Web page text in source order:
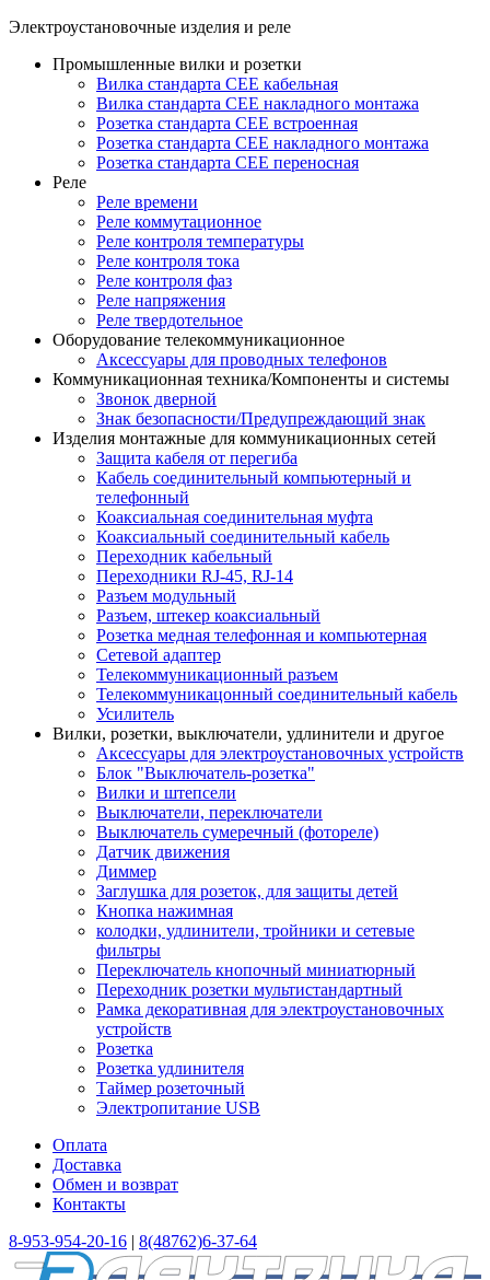
Электроустановочные изделия и реле
Промышленные вилки и розетки
Вилка стандарта CEE кабельная
Вилка стандарта CEE накладного монтажа
Розетка стандарта CEE встроенная
Розетка стандарта СЕЕ накладного монтажа
Розетка стандарта СЕЕ переносная
Реле
Реле времени
Реле коммутационное
Реле контроля температуры
Реле контроля тока
Реле контроля фаз
Реле напряжения
Реле твердотельное
Оборудование телекоммуникационное
Аксессуары для проводных телефонов
Коммуникационная техника/Компоненты и системы
Звонок дверной
Знак безопасности/Предупреждающий знак
Изделия монтажные для коммуникационных сетей
Защита кабеля от перегиба
Кабель соединительный компьютерный и
телефонный
Коаксиальная соединительная муфта
Коаксиальный соединительный кабель
Переходник кабельный
Переходники RJ-45, RJ-14
Разъем модульный
Разъем, штекер коаксиальный
Розетка медная телефонная и компьютерная
Сетевой адаптер
Телекоммуникационный разъем
Телекоммуникацонный соединительный кабель
Усилитель
Вилки, розетки, выключатели, удлинители и другое
Аксессуары для электроустановочных устройств
Блок "Выключатель-розетка"
Вилки и штепсели
Выключатели, переключатели
Выключатель сумеречный (фотореле)
Датчик движения
Диммер
Заглушка для розеток, для защиты детей
Кнопка нажимная
колодки, удлинители, тройники и сетевые
фильтры
Переключатель кнопочный миниатюрный
Переходник розетки мультистандартный
Рамка декоративная для электроустановочных
устройств
Розетка
Розетка удлинителя
Таймер розеточный
Электропитание USB
Оплата
Доставка
Обмен и возврат
Контакты
8-953-954-20-16 | 8(48762)6-37-64